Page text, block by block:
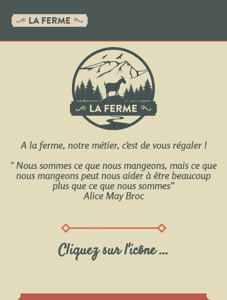
A la ferme, notre métier, c’est de vous régaler !
" Nous sommes ce que nous mangeons, mais ce que
nous mangeons peut nous aider à être beaucoup
plus que ce que nous sommes”
Alice May Broc
Cliquez sur l'icône ...